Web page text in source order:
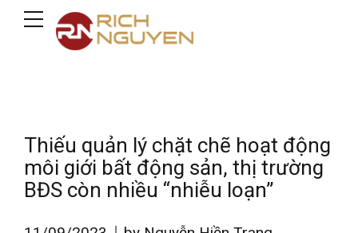
Thiếu quản lý chặt chẽ hoạt động
môi giới bất động sản, thị trường
BĐS còn nhiều “nhiễu loạn”